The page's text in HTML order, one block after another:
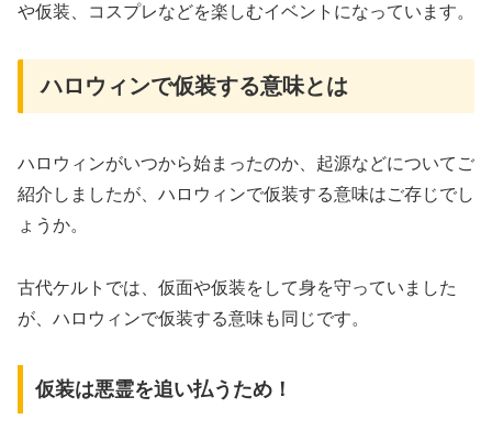
や仮装、コスプレなどを楽しむイベントになっています。
ハロウィンで仮装する意味とは
ハロウィンがいつから始まったのか、起源などについてご
紹介しましたが、ハロウィンで仮装する意味はご存じでし
ょうか。
古代ケルトでは、仮面や仮装をして身を守っていました
が、ハロウィンで仮装する意味も同じです。
仮装は悪霊を追い払うため！